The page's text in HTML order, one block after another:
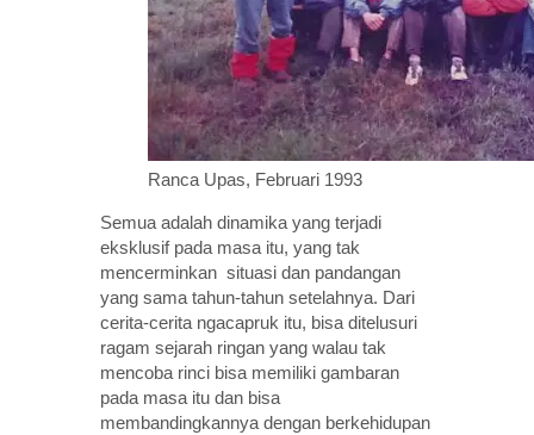
Ranca Upas, Februari 1993
Semua adalah dinamika yang terjadi
eksklusif pada masa itu, yang tak
mencerminkan situasi dan pandangan
yang sama tahun-tahun setelahnya. Dari
cerita-cerita ngacapruk itu, bisa ditelusuri
ragam sejarah ringan yang walau tak
mencoba rinci bisa memiliki gambaran
pada masa itu dan bisa
membandingkannya dengan berkehidupan